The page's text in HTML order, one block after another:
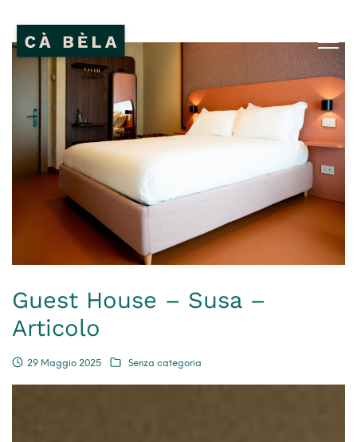
Guest House – Susa –
Articolo
29 Maggio 2025 Senza categoria